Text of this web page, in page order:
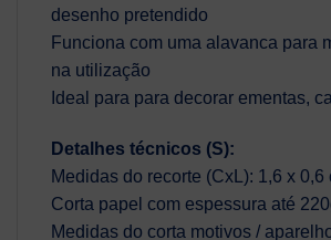
desenho pretendido
Funciona com uma alavanca para
na utilização
Ideal para para decorar ementas,
Detalhes técnicos (S):
Medidas do recorte (CxL): 1,6 x 0,6
Corta papel com espessura até
Medidas do corta motivos /